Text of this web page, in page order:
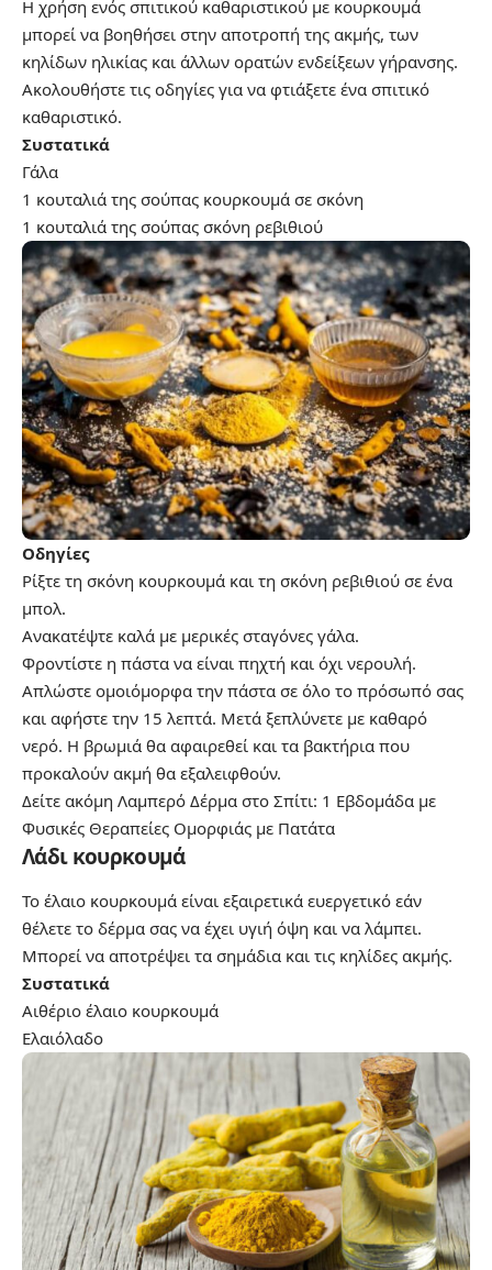
Η χρήση ενός σπιτικού καθαριστικού με κουρκουμά
μπορεί να βοηθήσει στην αποτροπή της ακμής, των
κηλίδων ηλικίας και άλλων ορατών ενδείξεων γήρανσης.
Ακολουθήστε τις οδηγίες για να φτιάξετε ένα σπιτικό
καθαριστικό.
Συστατικά
Γάλα
1 κουταλιά της σούπας κουρκουμά σε σκόνη
1 κουταλιά της σούπας σκόνη ρεβιθιού
Οδηγίες
Ρίξτε τη σκόνη κουρκουμά και τη σκόνη ρεβιθιού σε ένα
μπολ.
Ανακατέψτε καλά με μερικές σταγόνες γάλα.
Φροντίστε η πάστα να είναι πηχτή και όχι νερουλή.
Απλώστε ομοιόμορφα την πάστα σε όλο το πρόσωπό σας
και αφήστε την 15 λεπτά. Μετά ξεπλύνετε με καθαρό
νερό. Η βρωμιά θα αφαιρεθεί και τα βακτήρια που
προκαλούν ακμή θα εξαλειφθούν.
Δείτε ακόμη Λαμπερό Δέρμα στο Σπίτι: 1 Εβδομάδα με
Φυσικές Θεραπείες Ομορφιάς με Πατάτα
Λάδι κουρκουμά
Το έλαιο κουρκουμά είναι εξαιρετικά ευεργετικό εάν
θέλετε το δέρμα σας να έχει υγιή όψη και να λάμπει.
Μπορεί να αποτρέψει τα σημάδια και τις κηλίδες ακμής.
Συστατικά
Αιθέριο έλαιο κουρκουμά
Ελαιόλαδο